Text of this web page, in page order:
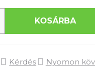
KOSÁRBA
Kérdés Nyomon